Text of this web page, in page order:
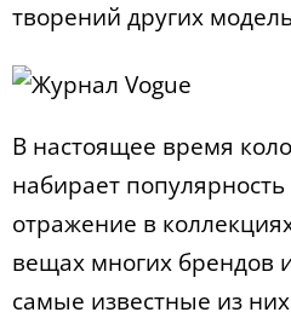
творений других
В настоящее время
набирает
отражение в
вещах многих брендов
самые известные из